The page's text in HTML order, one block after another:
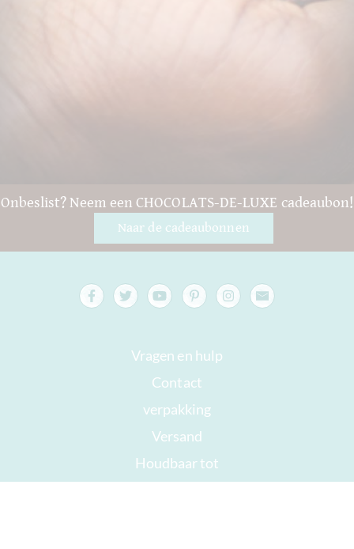
Onbeslist? Neem een CHOCOLATS-DE-LUXE cadeaubon!
Naar de cadeaubonnen
Vragen en hulp
Contact
verpakking
Versand
Houdbaar tot